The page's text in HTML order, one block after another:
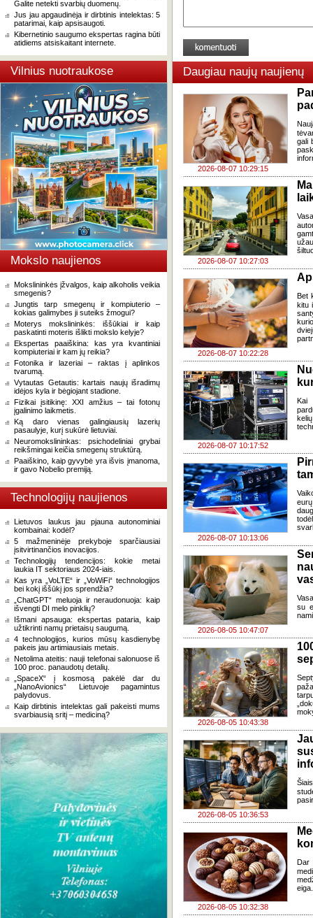
Galite netekti svarbių duomenų.
Jus jau apgaudinėja ir dirbtinis intelektas: 5
patarimai, kaip apsisaugoti.
Kibernetinio saugumo ekspertas ragina būti
atidiems atsiskaitant internete.
Vilnius nuotraukose
Mokslo naujienos
Mokslininkės įžvalgos, kaip alkoholis veikia
smegenis?
Jungtis tarp smegenų ir kompiuterio –
kokias galimybes ji suteiks žmogui?
Moterys mokslininkės: iššūkiai ir kaip
paskatinti moteris išlikti mokslo kelyje?
Ekspertas paaiškina: kas yra kvantiniai
kompiuteriai ir kam jų reikia?
Fotonika ir lazeriai – raktas į aplinkos
tvarumą.
Vytautas Getautis: kartais naujų išradimų
idėjos kyla ir bėgiojant stadione.
Fizikai įsitikinę: XXI amžius – tai fotonų
įgalinimo laikmetis.
Ką daro vienas galingiausių lazerių
pasaulyje, kurį sukūrė lietuviai.
Neuromokslininkas: psichodeliniai grybai
reikšmingai keičia smegenų struktūrą.
Paaiškino, kaip gyvybė yra išvis įmanoma,
ir gavo Nobelio premiją.
Technologijų naujienos
Lietuvos laukus jau pjauna autonominiai
kombainai: kodėl?
5 mažmeninėje prekyboje sparčiausiai
įsitvirtinančios inovacijos.
Technologijų tendencijos: kokie metai
laukia IT sektoriaus 2024-iais.
Kas yra „VoLTE“ ir „VoWiFi“ technologijos
bei kokį iššūkį jos sprendžia?
„ChatGPT“ meluoja ir neraudonuoja: kaip
išvengti DI melo pinklių?
Išmani apsauga: ekspertas pataria, kaip
užtikrinti namų prietaisų saugumą.
4 technologijos, kurios mūsų kasdienybę
pakeis jau artimiausiais metais.
Netolima ateitis: nauji telefonai salonuose iš
100 proc. panaudotų detalių.
„SpaceX“ į kosmosą pakėlė dar du
„NanoAvionics“ Lietuvoje pagamintus
palydovus.
Kaip dirbtinis intelektas gali pakeisti mums
svarbiausią sritį – mediciną?
Daugiau naujų naujienų
2026-08-07 10:29:15
gali
2026-08-07 10:27:03
2026-08-07 10:22:28
Bet
kitu
2026-08-07 10:17:52
Kai
2026-08-07 10:13:06
2026-08-05 10:47:07
su
2026-08-05 10:43:38
2026-08-05 10:36:53
2026-08-05 10:32:38
Dar